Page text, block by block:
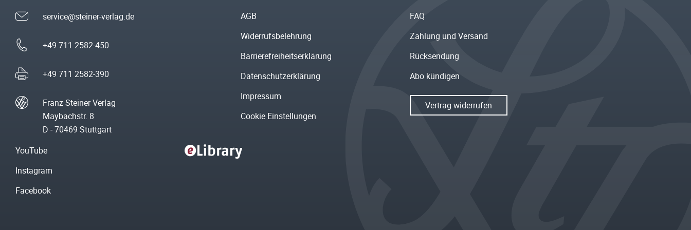
service@steiner-verlag.de
+49 711 2582-450
+49 711 2582-390
Franz Steiner Verlag
Maybachstr. 8
D - 70469 Stuttgart
AGB
Widerrufsbelehrung
Barrierefreiheitserklärung
Datenschutzerklärung
Impressum
Cookie Einstellungen
FAQ
Zahlung und Versand
Rücksendung
Abo kündigen
Vertrag widerrufen
YouTube
Instagram
Facebook